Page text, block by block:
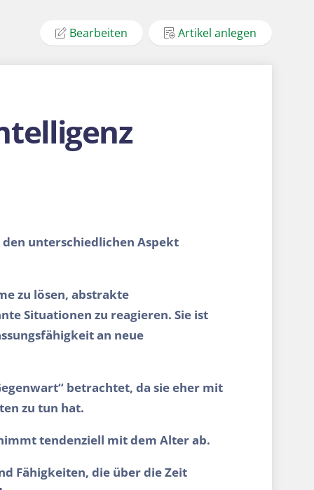
Bearbeiten Artikel anlegen
unterschiedlichen Aspekt
zu lösen, abstrakte
Situationen zu reagieren. Sie ist
an neue
betrachtet, da sie eher mit
zu tun hat.
tendenziell mit dem Alter ab.
Fähigkeiten, die über die Zeit